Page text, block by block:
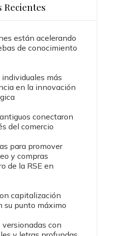
Recientes
están acelerando
de conocimiento
más
en la innovación
conectaron
del comercio
para promover
y compras
de la RSE en
capitalización
su punto máximo
con